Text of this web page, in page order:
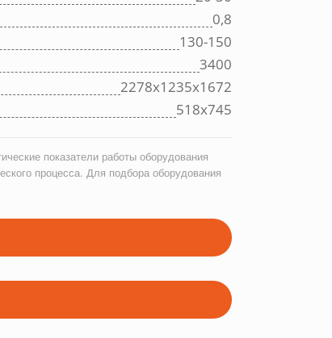
0,8
130-150
3400
2278х1235х1672
518х745
показатели работы оборудования
процесса. Для подбора оборудования